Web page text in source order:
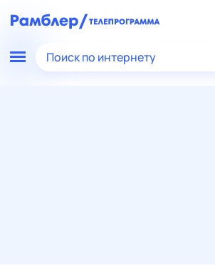
Поиск по интернету